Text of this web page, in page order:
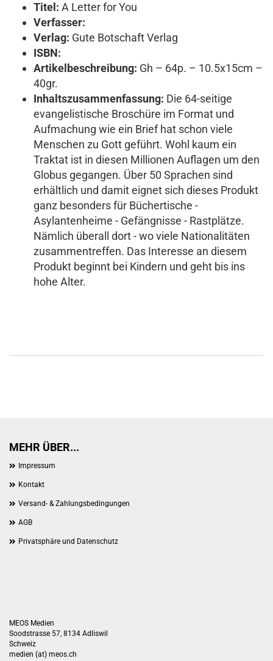
Titel: A Letter for You
Verfasser:
Verlag: Gute Botschaft Verlag
ISBN:
Artikelbeschreibung: Gh – 64p. – 10.5x15cm –
40gr.
Inhaltszusammenfassung: Die 64-seitige
evangelistische Broschüre im Format und
Aufmachung wie ein Brief hat schon viele
Menschen zu Gott geführt. Wohl kaum ein
Traktat ist in diesen Millionen Auflagen um den
Globus gegangen. Über 50 Sprachen sind
erhältlich und damit eignet sich dieses Produkt
ganz besonders für Büchertische -
Asylantenheime - Gefängnisse - Rastplätze.
Nämlich überall dort - wo viele Nationalitäten
zusammentreffen. Das Interesse an diesem
Produkt beginnt bei Kindern und geht bis ins
hohe Alter.
MEHR ÜBER...
Impressum
Kontakt
Versand- & Zahlungsbedingungen
AGB
Privatsphäre und Datenschutz
MEOS Medien
Soodstrasse 57, 8134 Adliswil
Schweiz
medien (at) meos.ch